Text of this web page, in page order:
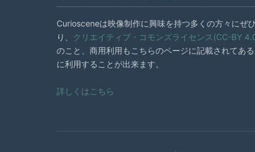
Curiosceneは映像制作に興味を持つ多くの方々にぜ
り、
クリエイティブ・コモンズライセンス(CC-BY
のこと、商用利用もこちらのページに記載されてあ
に利用することが出来ます。
詳しくはこちら